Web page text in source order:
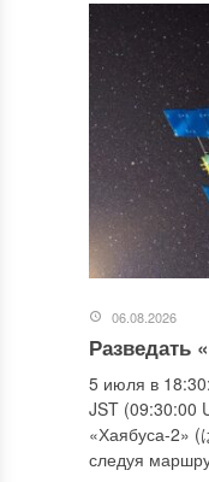
06.08.2026
Разведать
5 июля в
JST (09:30:00
«Хаябуса-2» (
следуя